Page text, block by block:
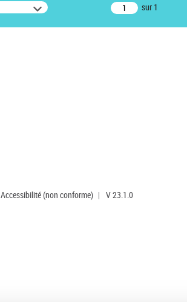
sur 1
Accessibilité (non conforme) | V 23.1.0